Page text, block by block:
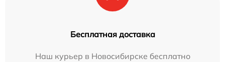
Бесплатная доставка
Наш курьер в Новосибирске бесплатно